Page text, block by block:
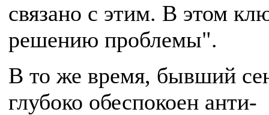
связано с этим. В этом
решению проблемы".
В то же время, бывший
глубоко обеспокоен анти-